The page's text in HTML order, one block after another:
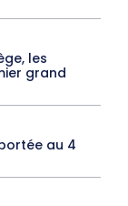
les
grand
au 4